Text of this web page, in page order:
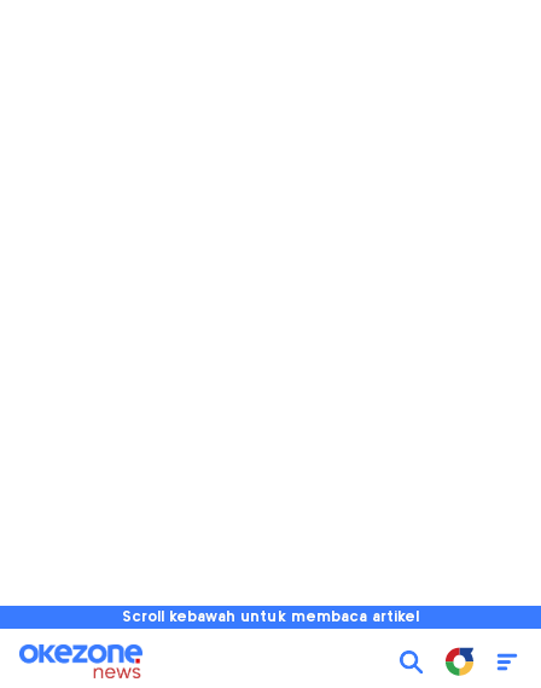
Scroll kebawah untuk membaca artikel